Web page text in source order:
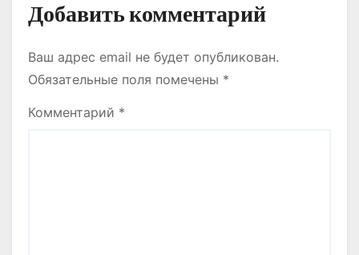
Добавить комментарий
Ваш адрес email не будет опубликован.
Обязательные поля помечены *
Комментарий *